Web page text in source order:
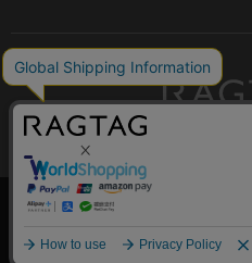
デザイナーズブランドのユ
COPYRIGHT© TIN PAN ALLEY